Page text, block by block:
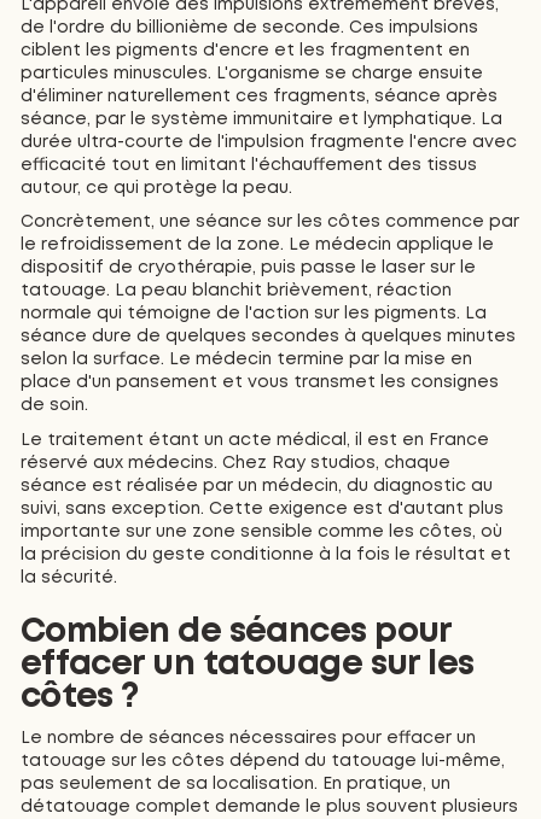
L'appareil envoie des impulsions extrêmement brèves,
de l'ordre du billionième de seconde. Ces impulsions
ciblent les pigments d'encre et les fragmentent en
particules minuscules. L'organisme se charge ensuite
d'éliminer naturellement ces fragments, séance après
séance, par le système immunitaire et lymphatique. La
durée ultra-courte de l'impulsion fragmente l'encre avec
efficacité tout en limitant l'échauffement des tissus
autour, ce qui protège la peau.
Concrètement, une séance sur les côtes commence par
le refroidissement de la zone. Le médecin applique le
dispositif de cryothérapie, puis passe le laser sur le
tatouage. La peau blanchit brièvement, réaction
normale qui témoigne de l'action sur les pigments. La
séance dure de quelques secondes à quelques minutes
selon la surface. Le médecin termine par la mise en
place d'un pansement et vous transmet les consignes
de soin.
Le traitement étant un acte médical, il est en France
réservé aux médecins. Chez Ray studios, chaque
séance est réalisée par un médecin, du diagnostic au
suivi, sans exception. Cette exigence est d'autant plus
importante sur une zone sensible comme les côtes, où
la précision du geste conditionne à la fois le résultat et
la sécurité.
Combien de séances pour
effacer un tatouage sur les
côtes ?
Le nombre de séances nécessaires pour effacer un
tatouage sur les côtes dépend du tatouage lui-même,
pas seulement de sa localisation. En pratique, un
détatouage complet demande le plus souvent plusieurs